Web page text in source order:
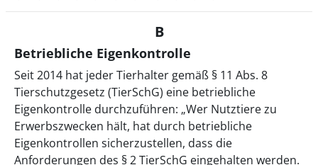
B
Betriebliche Eigenkontrolle
Seit 2014 hat jeder Tierhalter gemäß § 11 Abs. 8
Tierschutzgesetz (TierSchG) eine betriebliche
Eigenkontrolle durchzuführen: „Wer Nutztiere zu
Erwerbszwecken hält, hat durch betriebliche
Eigenkontrollen sicherzustellen, dass die
Anforderungen des § 2 TierSchG eingehalten werden.